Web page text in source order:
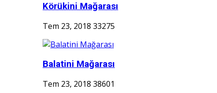
Körükini Mağarası
Tem 23, 2018 33275
Balatini Mağarası
Tem 23, 2018 38601